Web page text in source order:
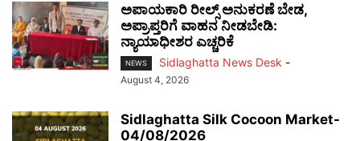
ಅಪಾಯಕಾರಿ ರೀಲ್ಸ್ ಅನುಕರಣೆ ಬೇಡ,
ಅಪ್ರಾಪ್ತರಿಗೆ ವಾಹನ ನೀಡಬೇಡಿ:
ನ್ಯಾಯಾಧೀಶರ ಎಚ್ಚರಿಕೆ
NEWS Sidlaghatta News Desk -
August 4, 2026
Sidlaghatta Silk Cocoon Market-
04/08/2026